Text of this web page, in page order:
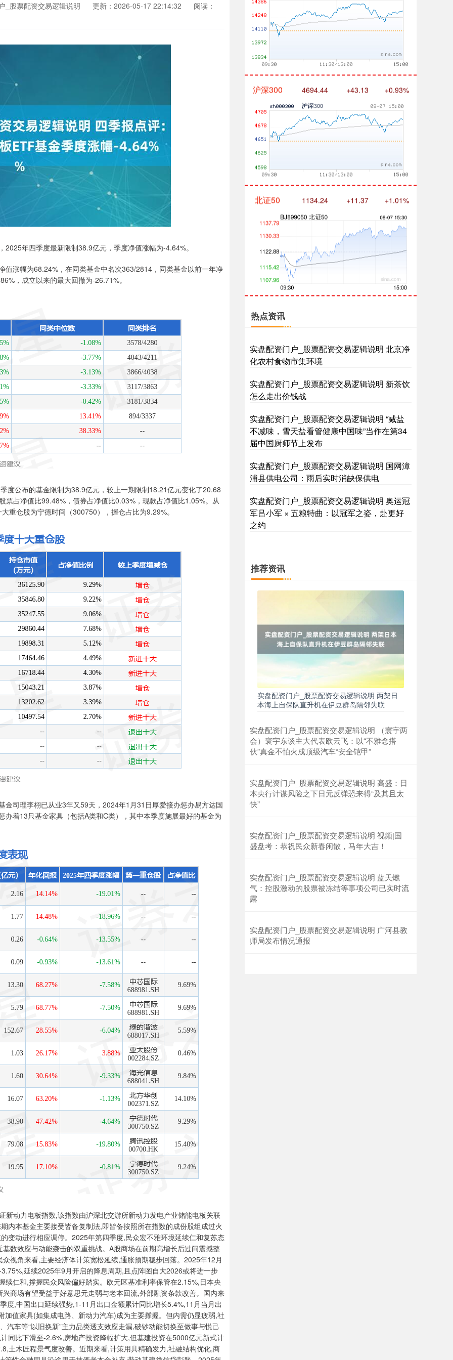
_股票配资交易逻辑说明 更新：2026-05-17 22:14:32 阅读：
年四季度最新限制38.9亿元，季度净值涨幅为-4.64%。
涨幅为68.24%，在同类基金中名次363/2814，同类基金以前一年净
，成立以来的最大回撤为-26.71%。
度公布的基金限制为38.9亿元，较上一期限制18.21亿元变化了20.68
占净值比99.48%，债券占净值比0.03%，现款占净值比1.05%。从
重仓股为宁德时间（300750），握仓占比为9.29%。
司理李栩已从业3年又59天，2024年1月31日厚爱接办惩办易方达国
着13只基金家具（包括A类和C类），其中本季度施展最好的基金为
动力电板指数,该指数由沪深北交游所新动力发电产业储能电板关联
内本基金主要接受皆备复制法,即皆备按照所在指数的成份股组成过火
变动进行相应调停。2025年第四季度,民众宏不雅环境延续仁和复苏态
数效应与动能袭击的双重挑战。A股商场在前期高增长后过问震撼整
视角来看,主要经济体计策宽松延续,通胀预期稳步回落。2025年12月
延续2025年9月开启的降息周期,且点阵图自大2026或将进一步
仁和,撑握民众风险偏好踏实。欧元区基准利率保管在2.15%,日本央
商场有望受益于好意思元走弱与老本回流,外部融资条款改善。国内来
度,中国出口延续强势,1-11月出口金额累计同比增长5.4%,11月当月出
值家具(如集成电路、新动力汽车)成为主要撑握。但内需仍显疲弱,社
车等“以旧换新”主力品类透支效应走漏,破钞动能切换至做事与悦己
同比下滑至-2.6%,房地产投资降幅扩大,但基建投资在5000亿元新式计
土木匠程景气度改善。近期来看,计策用具精确发力,社融结构优化,商
沪深300 4694.44 +43.13 +0.93%
北证50 1134.24 +11.37 +1.01%
创业板指 +1.35%
基金指数 7242.10
国债指数 229.69 +0.10 +0.04%
上证综指 3940.04 +39.68 +1.02%
深证成指 14311.01 +200.89 +1.42%
热点资讯
实盘配资门户_股票配资交易逻辑说明 北京净
化农村食物市集环境
实盘配资门户_股票配资交易逻辑说明 新茶饮
怎么走出价钱战
实盘配资门户_股票配资交易逻辑说明 “减盐
不减味，雪天盐看管健康中国味”当作在第34
届中国厨师节上发布
实盘配资门户_股票配资交易逻辑说明 国网漳
浦县供电公司：雨后实时消缺保供电
实盘配资门户_股票配资交易逻辑说明 奥运冠
军吕小军 × 五粮特曲：以冠军之姿，赴更好
之约
推荐资讯
实盘配资门户_股票配资交易逻辑说明 两架日
本海上自保队直升机在伊豆群岛隔邻失联
实盘配资门户_股票配资交易逻辑说明 （寰宇两
会）寰宇东谈主大代表欧云飞：以“不雅念搭
伙”真金不怕火成顶级汽车“安全铠甲”
实盘配资门户_股票配资交易逻辑说明 高盛：日
本央行计谋风险之下日元反弹恐来得“及其且太
快”
实盘配资门户_股票配资交易逻辑说明 视频|国
盛盘考：恭祝民众新春闲散，马年大吉！
实盘配资门户_股票配资交易逻辑说明 蓝天燃
气：控股激动的股票被冻结等事项公司已实时流
露
实盘配资门户_股票配资交易逻辑说明 广河县教
师局发布情况通报